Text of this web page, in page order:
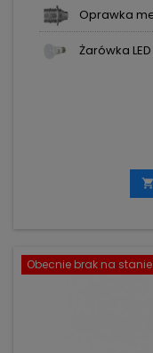
Oprawka
Żarówka LED

Obecnie brak na stanie